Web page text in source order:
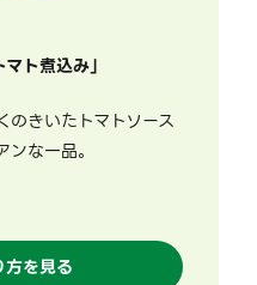
ト煮込み」
のきいたトマトソース
な一品。
方を見る